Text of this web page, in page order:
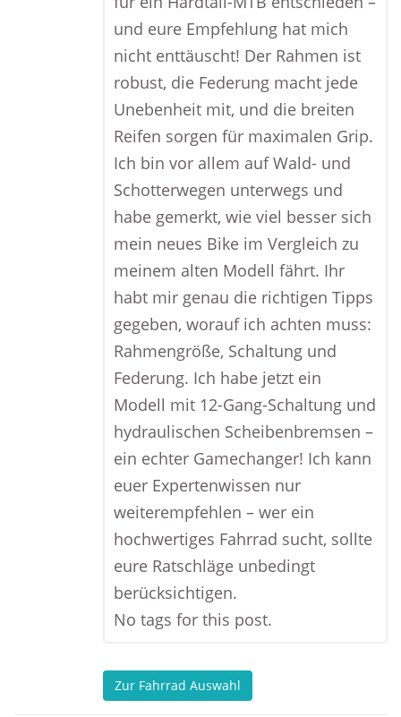
und eure Empfehlung hat mich
nicht enttäuscht! Der Rahmen ist
robust, die Federung macht jede
Unebenheit mit, und die breiten
Reifen sorgen für maximalen Grip.
Ich bin vor allem auf Wald- und
Schotterwegen unterwegs und
habe gemerkt, wie viel besser sich
mein neues Bike im Vergleich zu
meinem alten Modell fährt. Ihr
habt mir genau die richtigen Tipps
gegeben, worauf ich achten muss:
Rahmengröße, Schaltung und
Federung. Ich habe jetzt ein
Modell mit 12-Gang-Schaltung und
hydraulischen Scheibenbremsen –
ein echter Gamechanger! Ich kann
euer Expertenwissen nur
weiterempfehlen – wer ein
hochwertiges Fahrrad sucht, sollte
eure Ratschläge unbedingt
berücksichtigen.
No tags for this post.
Zur Fahrrad Auswahl